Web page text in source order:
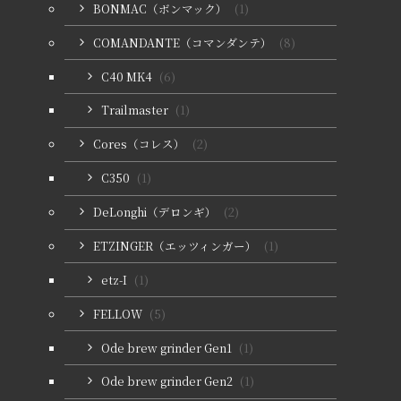
BONMAC（ボンマック）
(1)
COMANDANTE（コマンダンテ）
(8)
C40 MK4 (6)
Trailmaster (1)
Cores（コレス）
(2)
C350 (1)
DeLonghi（デロンギ）
(2)
ETZINGER（エッツィンガー）
(1)
etz-I (1)
FELLOW (5)
Ode brew grinder Gen1 (1)
Ode brew grinder Gen2 (1)